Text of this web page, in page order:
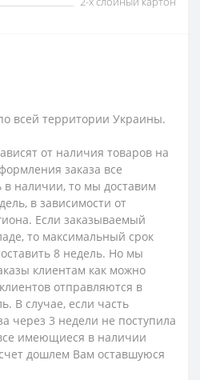
всей территории Украины.
от наличия товаров на
заказа все
наличии, то мы доставим
в зависимости от
Если заказываемый
то максимальный срок
8 недель. Но мы
клиентам как можно
отправляются в
В случае, если часть
через 3 недели не поступила
имеющиеся в наличии
дошлем Вам оставшуюся